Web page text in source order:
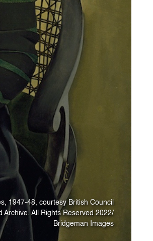
1947-48, courtesy British Council
All Rights Reserved 2022/
Bridgeman Images